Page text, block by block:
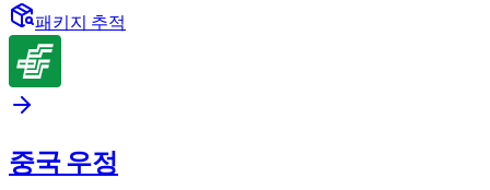
패키지 추적
중국 우정